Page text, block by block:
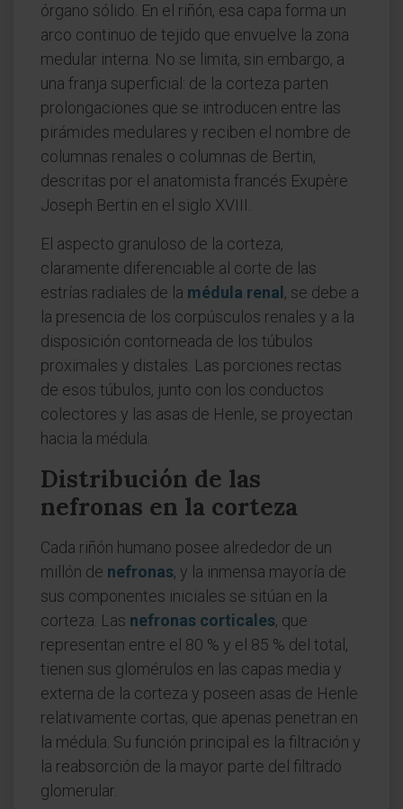
órgano sólido. En el riñón, esa capa forma un
arco continuo de tejido que envuelve la zona
medular interna. No se limita, sin embargo, a
una franja superficial: de la corteza parten
prolongaciones que se introducen entre las
pirámides medulares y reciben el nombre de
columnas renales o columnas de Bertin,
descritas por el anatomista francés Exupère
Joseph Bertin en el siglo XVIII.
El aspecto granuloso de la corteza,
claramente diferenciable al corte de las
estrías radiales de la médula renal , se debe a
la presencia de los corpúsculos renales y a la
disposición contorneada de los túbulos
proximales y distales. Las porciones rectas
de esos túbulos, junto con los conductos
colectores y las asas de Henle, se proyectan
hacia la médula.
Distribución de las
nefronas en la corteza
Cada riñón humano posee alrededor de un
millón de nefronas, y la inmensa mayoría de
sus componentes iniciales se sitúan en la
corteza. Las nefronas corticales, que
representan entre el 80 % y el 85 % del total,
tienen sus glomérulos en las capas media y
externa de la corteza y poseen asas de Henle
relativamente cortas, que apenas penetran en
la médula. Su función principal es la filtración y
la reabsorción de la mayor parte del filtrado
glomerular.